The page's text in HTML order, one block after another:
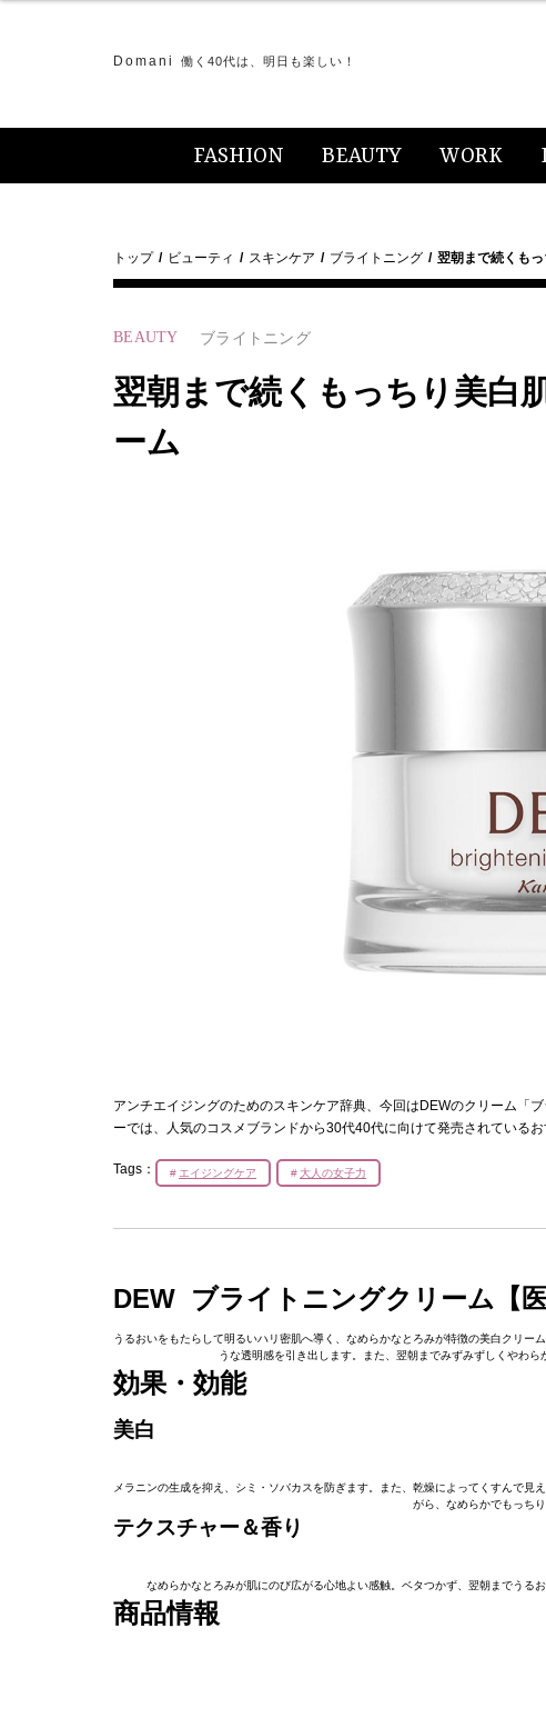
Domani 働く40代は、明日も楽しい！
FASHION BEAUTY WORK
トップ ビューティ スキンケア ブライトニング 翌朝まで続くも
BEAUTY ブライトニング
翌朝まで続くもっちり美白
ーム
アンチエイジングのためのスキンケア辞典、今回はDEWのクリーム「
ーでは、人気のコスメブランドから30代40代に向けて発売されている
Tags： エイジングケア 大人の女子力
DEW ブライトニングクリーム【
うるおいをもたらして明るいハリ密肌へ導く、なめらかなとろみが特徴の美白クリー
うな透明感を引き出します。また、翌朝までみずみずしくやわ
効果・効能
美白
メラニンの生成を抑え、シミ・ソバカスを防ぎます。また、乾燥によってくすんで
がら、なめらかでもっち
テクスチャー＆香り
なめらかなとろみが肌にのび広がる心地よい感触。ベタつかず、翌朝までうる
商品情報